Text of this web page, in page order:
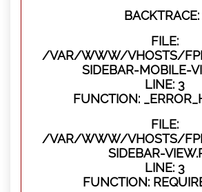
BACKTRACE:
FILE:
/VAR/WWW/VHOSTS/
SIDEBAR-MOBILE-
LINE: 3
FUNCTION:
FILE:
/VAR/WWW/VHOSTS/
SIDEBAR-
LINE: 3
FUNCTION: